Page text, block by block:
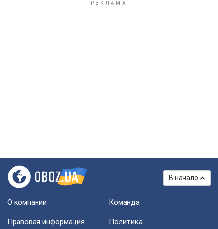
В начало
О компании Команда
Правовая информация
Политика